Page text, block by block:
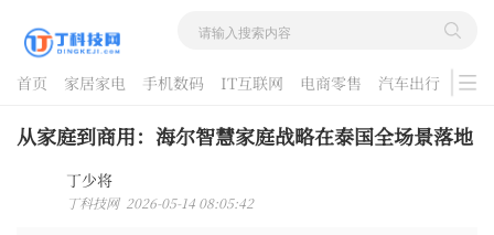
首页 家居家电 手机数码 IT互联网 电商零售 汽车出行
游戏
酷品评测
从家庭到商用：海尔智慧家庭战略在泰国全场景落地
丁少将
丁科技网 2026-05-14 08:05:42